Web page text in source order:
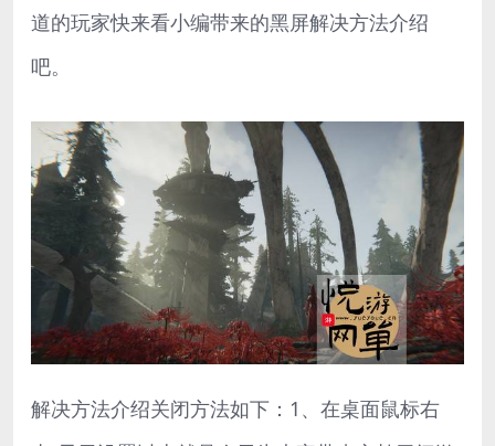
道的玩家快来看小编带来的黑屏解决方法介绍
吧。
解决方法介绍关闭方法如下：1、在桌面鼠标右